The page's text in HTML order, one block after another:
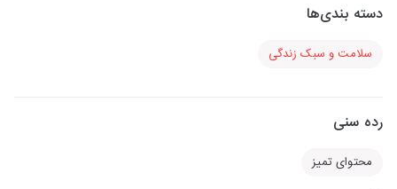
دسته بندی‌ها
سلامت و سبک زندگی
رده سنی
محتوای تمیز